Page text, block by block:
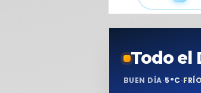
Todo el
BUEN DÍA·5°C·FRÍO